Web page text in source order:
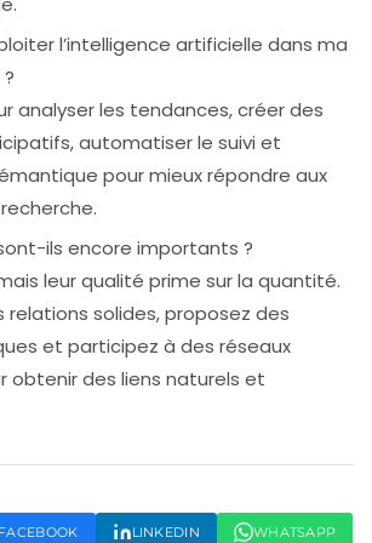
l’intelligence artificielle dans ma
analyser les tendances, créer des
automatiser le suivi et
pour mieux répondre aux
ils encore importants ?
leur qualité prime sur la quantité.
relations solides, proposez des
et participez à des réseaux
obtenir des liens naturels et
FACEBOOK LINKEDIN WHATSAPP